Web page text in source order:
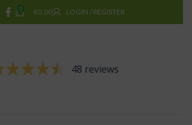
0 €0,00 LOGIN / REGISTER
48 reviews